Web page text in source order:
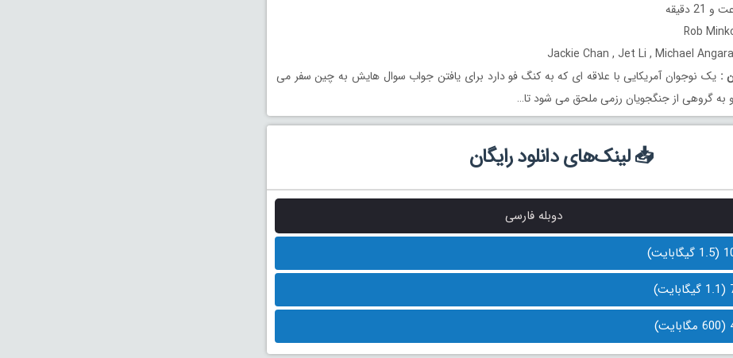
دقیقه
: یک نوجوان آمریکایی با علاقه ای که به کنگ فو دارد برای یافتن جواب سوال هایش به چین سفر می
به گروهی از جنگجویان رزمی ملحق می شود تا…
📥 لینک‌های دانلود رایگان
دوبله فارسی